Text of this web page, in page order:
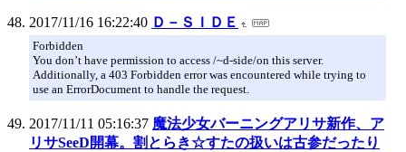
2017/11/16 16:22:40 Ｄ－ＳＩＤＥ
Forbidden
You don’t have permission to access /~d-side/on this server.
Additionally, a 403 Forbidden error was encountered while trying to
use an ErrorDocument to handle the request.
2017/11/11 05:16:37 魔法少女バーニングアリサ新作、ア
リサSeeD開幕。割とらき☆すたの扱いは古参だったり